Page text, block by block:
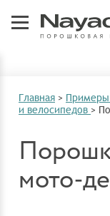
Главная > Примеры
и велосипедов >
мото-